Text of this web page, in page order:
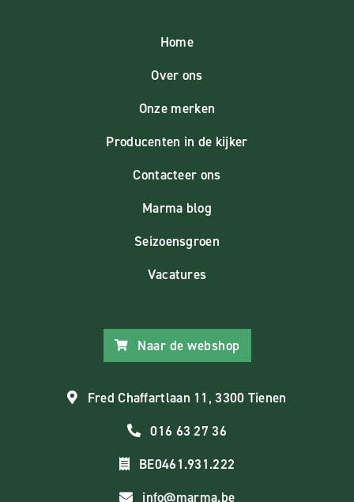
Home
Over ons
Onze merken
Producenten in de kijker
Contacteer ons
Marma blog
Seizoensgroen
Vacatures
Naar de webshop
Fred Chaffartlaan 11, 3300 Tienen
016 63 27 36
BE0461.931.222
info@marma.be